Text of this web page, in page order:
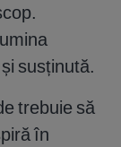
susținută.
trebuie să
în